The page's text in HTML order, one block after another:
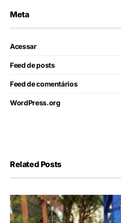
Meta
Acessar
Feed de posts
Feed de comentários
WordPress.org
Related Posts